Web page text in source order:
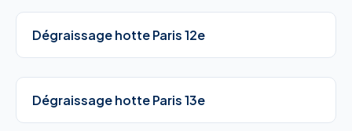
Dégraissage hotte Paris 12e
Dégraissage hotte Paris 13e